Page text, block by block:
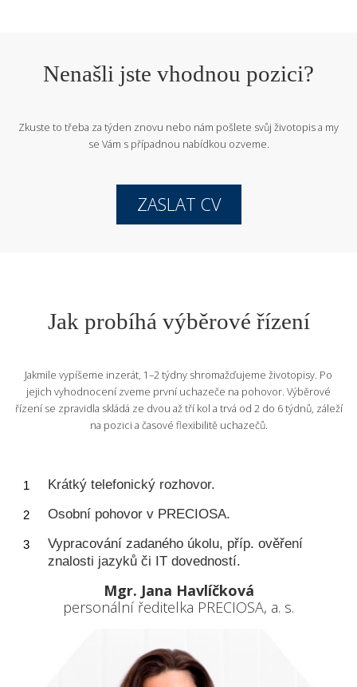
Nenašli jste vhodnou pozici?
Zkuste to třeba za týden znovu nebo nám pošlete svůj životopisa my
se Vám s případnou nabídkou ozveme.
ZASLAT CV
Jak probíhá výběrové řízení
Jakmile vypíšeme inzerát, 1–2 týdny shromažďujeme životopisy. Po
jejich vyhodnocení zveme první uchazeče na pohovor. Výběrové
řízení se zpravidla skládá ze dvou až tří kol a trvá od 2 do 6 týdnů, záleží
na pozici a časové flexibilitě uchazečů.
Krátký telefonický rozhovor.
Osobní pohovor v PRECIOSA.
Vypracování zadaného úkolu, příp. ověření
znalosti jazyků či IT dovedností.
Mgr. Jana Havlíčková
personální ředitelka PRECIOSA, a. s.